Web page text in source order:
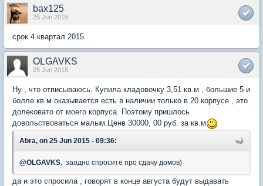
bax125
25 Jun 2015
срок 4 квартал 2015
OLGAVKS
25 Jun 2015
Ну , что отписываюсь. Купила кладовочку 3,51 кв.м , большие 5 и
болле кв.м оказывается есть в наличии только в 20 корпусе , это
долековато от моего корпуса. Поэтому пришлось
довольствоваться малым.Ценв 30000, 00 руб. за кв.м
Abra, on 25 Jun 2015 - 09:36:
@OLGAVKS , заодно спросите про сдачу домов)
да и это спросила , говорят в конце августа будут выдавать